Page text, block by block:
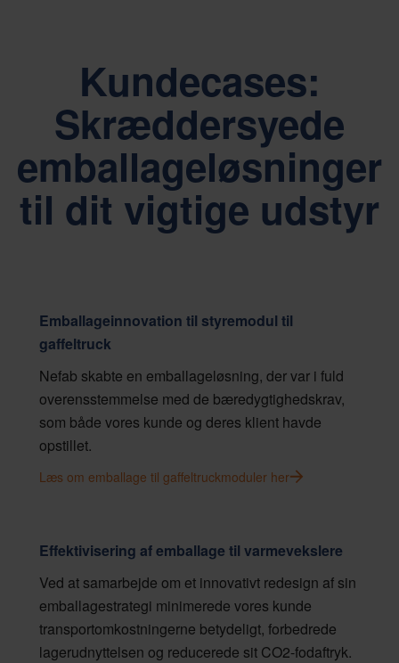
Kundecases:
Skræddersyede
emballageløsninger
til dit vigtige udstyr
Emballageinnovation til styremodul til
gaffeltruck
Nefab skabte en emballageløsning, der var i fuld
overensstemmelse med de bæredygtighedskrav,
som både vores kunde og deres klient havde
opstillet.
Læs om emballage til gaffeltruckmoduler her
Effektivisering af emballage til varmevekslere
Ved at samarbejde om et innovativt redesign af sin
emballagestrategi minimerede vores kunde
transportomkostningerne betydeligt, forbedrede
lagerudnyttelsen og reducerede sit CO2-fodaftryk.